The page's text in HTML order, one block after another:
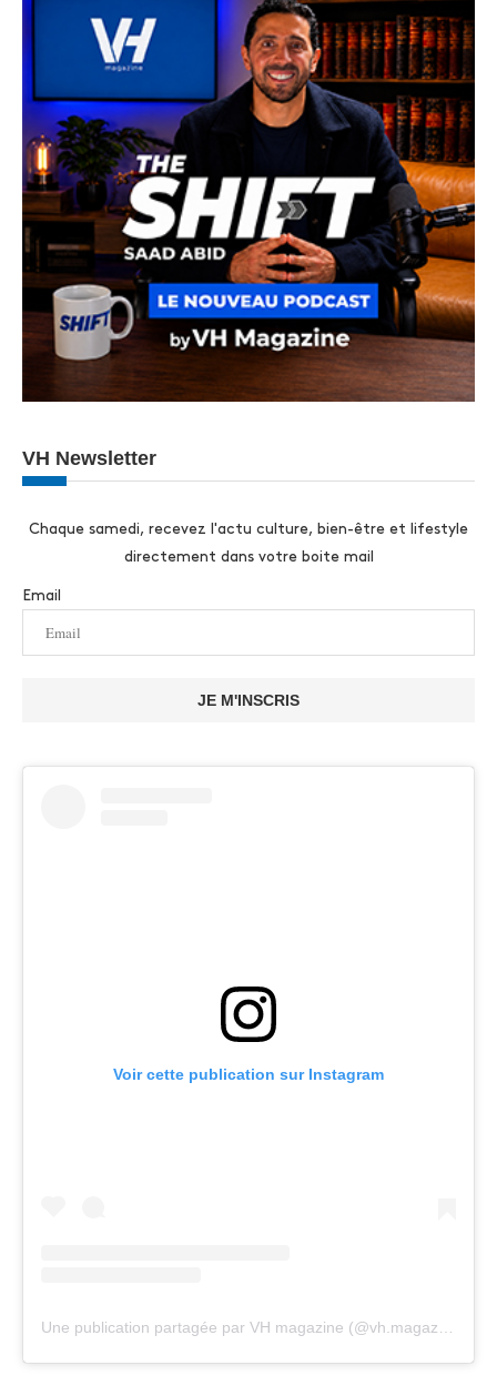
VH Newsletter
Chaque samedi, recevez l'actu culture, bien-être et lifestyle
directement dans votre boite mail
Email
JE M'INSCRIS
Voir cette publication sur Instagram
Une publication partagée par VH magazine (@vh.magazine)